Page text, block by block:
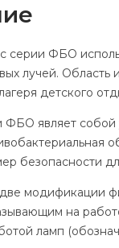
серии ФБО
лучей.
детского
ФБО являет собой
безопасности
модификации
на
ламп